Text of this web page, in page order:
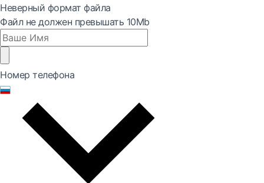
Неверный формат файла
Файл не должен превышать 10Mb
Номер телефона